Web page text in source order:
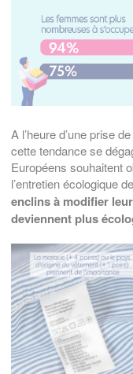
A l’heure d’une prise
cette tendance se
Européens souhaitent
l’entretien écologique
enclins à modifier
deviennent plus